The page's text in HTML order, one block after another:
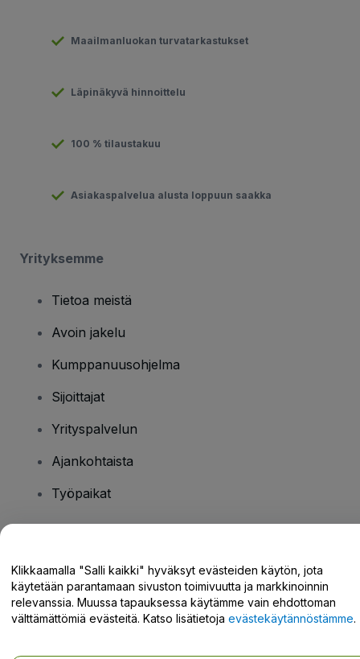
Maailmanluokan turvatarkastukset
Läpinäkyvä hinnoittelu
100 % tilaustakuu
Asiakaspalvelua alusta loppuun saakka
Yrityksemme
Tietoa meistä
Avoin jakelu
Kumppanuusohjelma
Sijoittajat
Yrityspalvelun
Ajankohtaista
Työpaikat
Tukikeskus / Ota meihin yhteyttä
Klikkaamalla "Salli kaikki" hyväksyt evästeiden käytön, jota
käytetään parantamaan sivuston toimivuutta ja markkinoinnin
relevanssia. Muussa tapauksessa käytämme vain ehdottoman
välttämättömiä evästeitä. Katso lisätietoja evästekäytännöstämme.